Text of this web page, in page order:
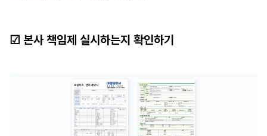
☑ 본사 책임제 실시하는지 확인하기